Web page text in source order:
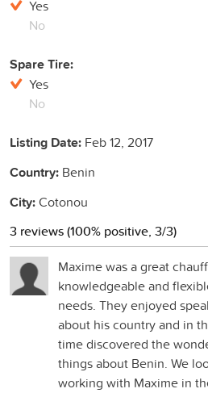
Yes
No
Spare Tire:
Yes
No
Listing Date: Feb 12, 2017
Country: Benin
City:Cotonou
3 reviews (100% positive, 3/3)
Maxime was a great
knowledgeable and
needs. They enjoyed
about his country and in
time discovered the
things about Benin. We
working with Maxime in